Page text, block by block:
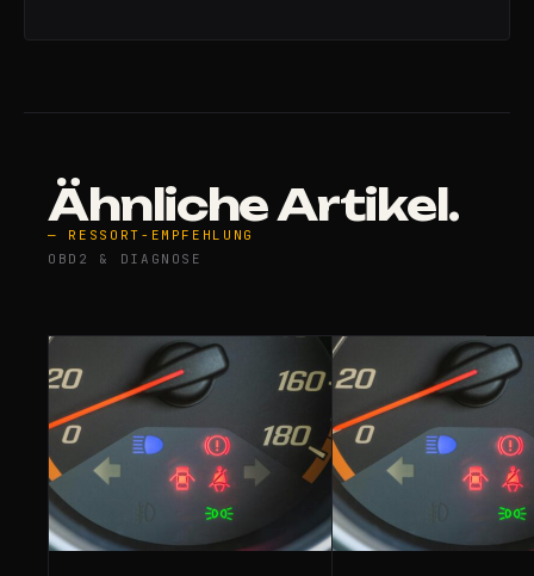
Ähnliche Artikel.
— RESSORT-EMPFEHLUNG
OBD2 & DIAGNOSE